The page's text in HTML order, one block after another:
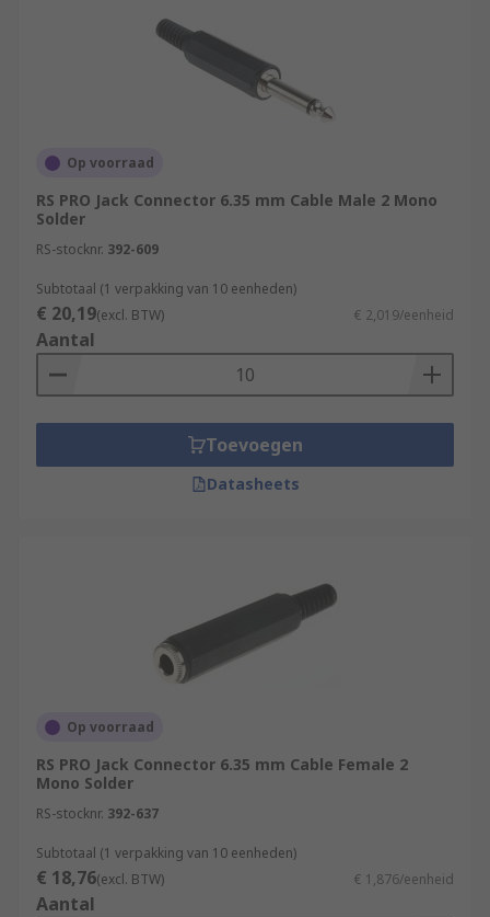
Op voorraad
RS PRO Jack Connector 6.35 mm Cable Male 2 Mono
Solder
RS-stocknr. 392-609
Subtotaal (1 verpakking van 10 eenheden)
€ 20,19(excl. BTW) € 2,019/eenheid
Aantal
Toevoegen
Datasheets
Op voorraad
RS PRO Jack Connector 6.35 mm Cable Female 2
Mono Solder
RS-stocknr. 392-637
Subtotaal (1 verpakking van 10 eenheden)
€ 18,76(excl. BTW) € 1,876/eenheid
Aantal